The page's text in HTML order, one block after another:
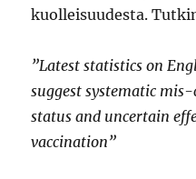
kuolleisuudesta.
”Latest statistics on
suggest systematic
status and uncertain
vaccination”